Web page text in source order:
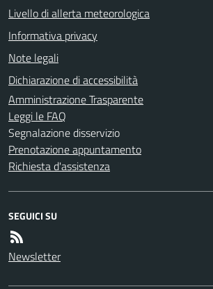
Livello di allerta meteorologica
Informativa privacy
Note legali
Dichiarazione di accessibilità
Amministrazione Trasparente
Leggi le FAQ
Segnalazione disservizio
Prenotazione appuntamento
Richiesta d'assistenza
SEGUICI SU
Newsletter